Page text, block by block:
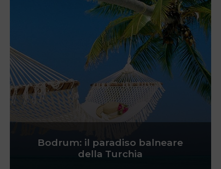
Bodrum: il paradiso balneare
della Turchia